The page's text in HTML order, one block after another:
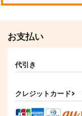
お支払い
代引き
クレジットカード